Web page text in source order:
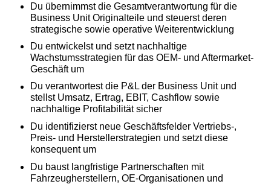
Du übernimmst die Gesamtverantwortung für die
Business Unit Originalteile und steuerst deren
strategische sowie operative Weiterentwicklung
Du entwickelst und setzt nachhaltige
Wachstumsstrategien für das OEM- und Aftermarket-
Geschäft um
Du verantwortest die P&L der Business Unit und
stellst Umsatz, Ertrag, EBIT, Cashflow sowie
nachhaltige Profitabilität sicher
Du identifizierst neue Geschäftsfelder Vertriebs-,
Preis- und Herstellerstrategien und setzt diese
konsequent um
Du baust langfristige Partnerschaften mit
Fahrzeugherstellern, OE-Organisationen und